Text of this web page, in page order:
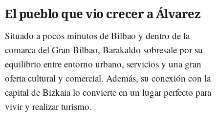
El pueblo que vio crecer a Álvarez
Situado a pocos minutos de Bilbao y dentro de la
comarca del Gran Bilbao, Barakaldo sobresale por su
equilibrio entre entorno urbano, servicios y una gran
oferta cultural y comercial. Además, su conexión con la
capital de Bizkaia lo convierte en un lugar perfecto para
vivir y realizar turismo.